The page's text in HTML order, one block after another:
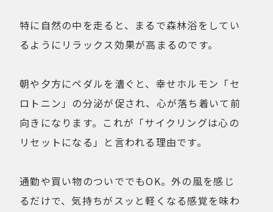
特に自然の中を走ると、まるで森林浴をしてい
るようにリラックス効果が高まるのです。
朝や夕方にペダルを漕ぐと、幸せホルモン「セ
ロトニン」の分泌が促され、心が落ち着いて前
向きになります。これが「サイクリングは心の
リセットになる」と言われる理由です。
通勤や買い物のついででもOK。外の風を感じ
るだけで、気持ちがスッと軽くなる感覚を味わ